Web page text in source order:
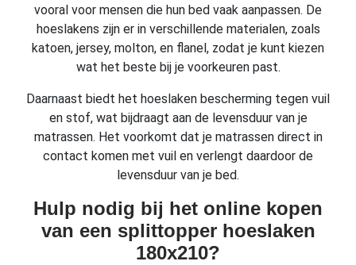
vooral voor mensen die hun bed vaak aanpassen. De
hoeslakens zijn er in verschillende materialen, zoals
katoen, jersey, molton, en flanel, zodat je kunt kiezen
wat het beste bij je voorkeuren past.
Daarnaast biedt het hoeslaken bescherming tegen vuil
en stof, wat bijdraagt aan de levensduur van je
matrassen. Het voorkomt dat je matrassen direct in
contact komen met vuil en verlengt daardoor de
levensduur van je bed.
Hulp nodig bij het online kopen
van een splittopper hoeslaken
180x210?